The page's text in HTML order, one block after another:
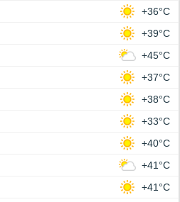
+36°C
+39°C
+45°C
+37°C
+38°C
+33°C
+40°C
+41°C
+41°C